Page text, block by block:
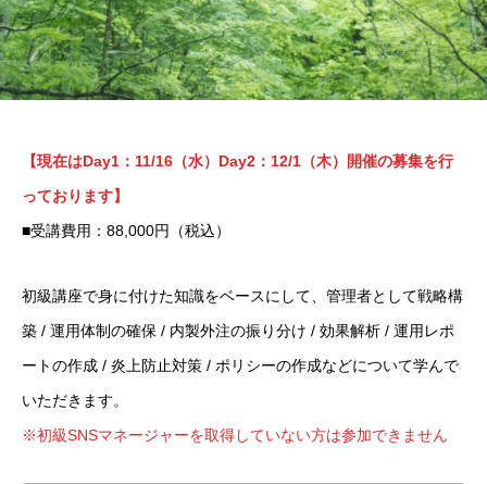
【現在はDay1：11/16（水）Day2：12/1（木）開催の募集を行
っております】
■受講費用：88,000円（税込）
初級講座で身に付けた知識をベースにして、管理者として戦略構
築 / 運用体制の確保 / 内製外注の振り分け / 効果解析 / 運用レポ
ートの作成 / 炎上防止対策 / ポリシーの作成などについて学んで
いただきます。
※初級SNSマネージャーを取得していない方は参加できません